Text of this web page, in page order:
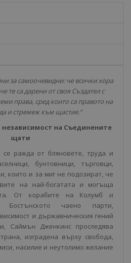
за самоочевидни: че всички хора
те са дарени от своя Създател с
права, сред които са правото на
и стремеж към щастие.“
на Съединените
щати
се ражда от бляновете, труда и
бунтовници, търговци,
които и за миг не подозират, че
на най-богатата и могъща
От корабите на Колумб и
Бостънското чаено парти,
и държавническия гений
Саймън Дженкинс проследява
изградена върху свобода,
насилие и неутолимо желание